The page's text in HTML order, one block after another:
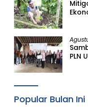
Aren
PLN
Popular Bulan Ini